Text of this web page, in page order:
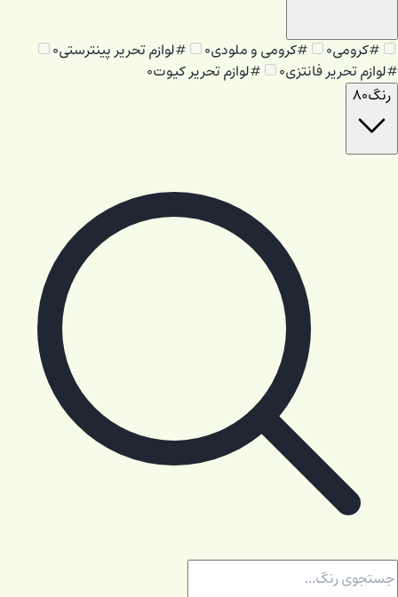
#کرومی۰ #کرومی و ملودی۰ #لوازم تحریر پینترستی۰
#لوازم تحریر فانتزی۰ #لوازم تحریر کیوت۰
رنگ۸۰